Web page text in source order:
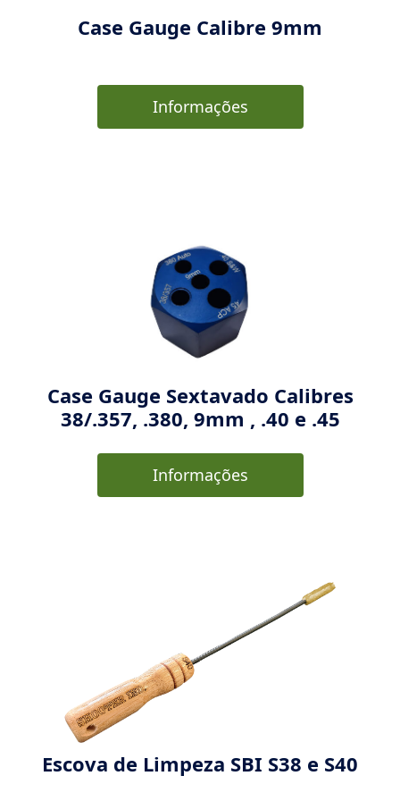
Case Gauge Calibre 9mm
Informações
Case Gauge Sextavado Calibres
38/.357, .380, 9mm , .40 e .45
Informações
Escova de Limpeza SBI S38 e S40